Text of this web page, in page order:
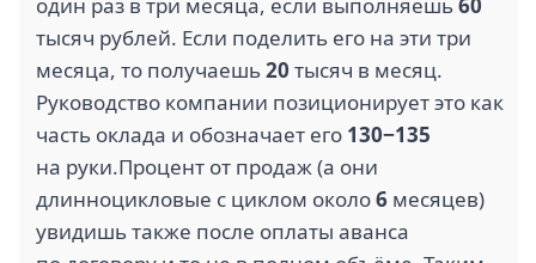
тысяч рублей. Если поделить его на эти три
месяца, то получаешь20 тысяч в месяц.
Руководство компании позиционирует это как
часть оклада и обозначает его 130−135
на руки.Процент от продаж (а они
длинноцикловые с циклом около6 месяцев)
увидишь также после оплаты аванса